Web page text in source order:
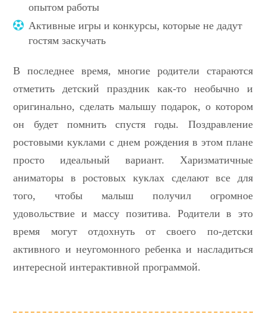
опытом работы
Активные игры и конкурсы, которые не дадут
гостям заскучать
В последнее время, многие родители стараются
отметить детский праздник как-то необычно и
оригинально, сделать малышу подарок, о котором
он будет помнить спустя годы. Поздравление
ростовыми куклами с днем рождения в этом плане
просто идеальный вариант. Харизматичные
аниматоры в ростовых куклах сделают все для
того, чтобы малыш получил огромное
удовольствие и массу позитива. Родители в это
время могут отдохнуть от своего по-детски
активного и неугомонного ребенка и насладиться
интересной интерактивной программой.